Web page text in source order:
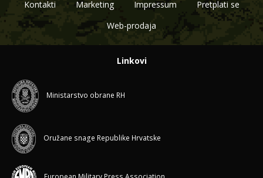
Kontakti Marketing Impressum
Pretplati se
Web-prodaja
Linkovi
Ministarstvo obrane RH
Oružane snage Republike Hrvatske